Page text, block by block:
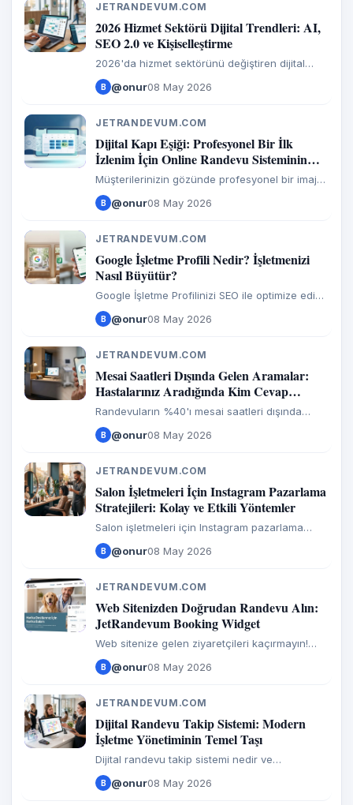
Sektörel verilerle profesyonel işletme rehberi.
J
JETRANDEVUM.COM
2026 Hizmet Sektörü Dijital Trendleri: AI,
SEO 2.0 ve Kişiselleştirme
2026'da hizmet sektörünü değiştiren dijital
trendleri keşfedin! Yapay zeka ajanlarından
hiper-kişiselleştirmeye, güncel istatistikler ve
okuyun.
B @onur08 May 2026
J
JETRANDEVUM.COM
Dijital Kapı Eşiği: Profesyonel Bir İlk
İzlenim İçin Online Randevu Sisteminin
Önemi
Müşterilerinizin gözünde profesyonel bir imaj
çizmek için online randevu sistemleri neden
şart? 2026 hizmet trendleri, kullanıcı psikolojisi
B @onur08 May 2026
J
JETRANDEVUM.COM
Google İşletme Profili Nedir? İşletmenizi
Nasıl Büyütür?
Google İşletme Profilinizi SEO ile optimize edin,
yorumlarınızı otomatikleştirin ve "Randevu Al"
butonuyla potansiyel müşterilerinizi anında
B @onur08 May 2026
J
JETRANDEVUM.COM
Mesai Saatleri Dışında Gelen Aramalar:
Hastalarınız Aradığında Kim Cevap
Veriyor?
Randevuların %40'ı mesai saatleri dışında
alınıyor. Jetrandevum ile telefon trafiğinizi ve
online randevularınızı tek panelden yönetin,
B @onur08 May 2026
J
JETRANDEVUM.COM
Salon İşletmeleri İçin Instagram Pazarlama
Stratejileri: Kolay ve Etkili Yöntemler
Salon işletmeleri için Instagram pazarlama
stratejileri ile randevularınızı artırın. Profil
optimizasyonu, içerik fikirleri ve JetRandevum
rehberde.
B @onur08 May 2026
J
JETRANDEVUM.COM
Web Sitenizden Doğrudan Randevu Alın:
JetRandevum Booking Widget
Web sitenize gelen ziyaretçileri kaçırmayın!
JetRandevum’un özelleştirilebilir randevu
paneli sayesinde tüm hizmetlerinizi web siteniz
B @onur08 May 2026
J
JETRANDEVUM.COM
Dijital Randevu Takip Sistemi: Modern
İşletme Yönetiminin Temel Taşı
Dijital randevu takip sistemi nedir ve
işletmenize ne kazandırır? Teknik işleyiş,
sektörel örnekler ve verimlilik artırma
B @onur08 May 2026